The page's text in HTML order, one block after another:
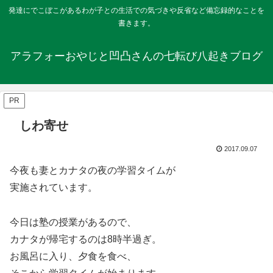
発達にでこぼこがあるわが子との生活での気づきや反省など備忘録的なことを
書きます。
アラフォーおやじと凹凸さんの七転び八起きブログ
PR
しわ寄せ
2017.09.07
今夜も妻とカナタの夜の学習タイムが
実施されています。
今日は塾の授業があるので、
カナタが帰宅するのは8時半過ぎ。
お風呂に入り、夕食を食べ、